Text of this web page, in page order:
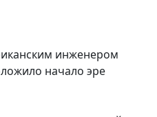
инженером
начало эре